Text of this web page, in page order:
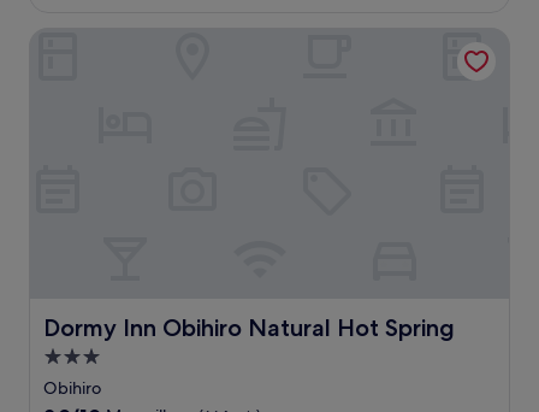
(809 avis)
de
53 €
Dormy Inn Obihiro Natural Hot Spring
Dormy Inn Obihiro Natural Hot Spring
Hébergement
3.0 étoiles
Obihiro